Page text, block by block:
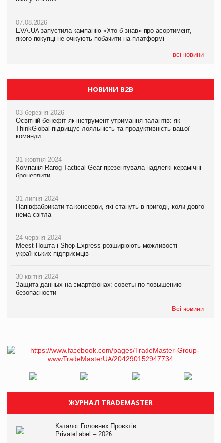
07.08.2026
EVA.UA запустила кампанію «Хто б знав» про асортимент,
якого покупці не очікують побачити на платформі
всі новини
05.08.2026
Мережа супермаркетів VARUS купує мережу магазинів
НОВИНИ B2B
03 березня 2026
Освітній бенефіт як інструмент утримання талантів: як
ThinkGlobal підвищує лояльність та продуктивність вашої
команди
31 жовтня 2024
Компанія Rarog Tactical Gear презентувала надлегкі керамічні
бронеплити
31 липня 2024
Напівфабрикати та консерви, які стануть в пригоді, коли довго
нема світла
24 червня 2024
Meest Пошта і Shop-Express розширюють можливості
українських підприємців
30 квітня 2024
Защита данных на смартфонах: советы по повышению
безопасности
Всі новини
ЖУРНАЛ TRADEMASTER
Каталог Головних Проєктів
PrivateLabel – 2026